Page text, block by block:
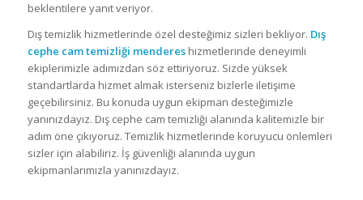
beklentilere yanıt veriyor.
Dış temizlik hizmetlerinde özel desteğimiz sizleri bekliyor. Dış
cephe cam temizliği menderes hizmetlerinde deneyimli
ekiplerimizle adımızdan söz ettiriyoruz. Sizde yüksek
standartlarda hizmet almak isterseniz bizlerle iletişime
geçebilirsiniz. Bu konuda uygun ekipman desteğimizle
yanınızdayız. Dış cephe cam temizliği alanında kalitemizle bir
adım öne çıkıyoruz. Temizlik hizmetlerinde koruyucu önlemleri
sizler için alabiliriz. İş güvenliği alanında uygun
ekipmanlarımızla yanınızdayız.